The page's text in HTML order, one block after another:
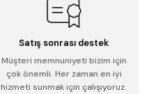
Satış sonrası destek
Müşteri memnuniyeti bizim için
çok önemli. Her zaman en iyi
hizmeti sunmak için çalışıyoruz.